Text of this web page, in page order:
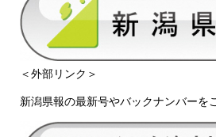
＜外部リンク＞
新潟県報の最新号やバックナンバーを